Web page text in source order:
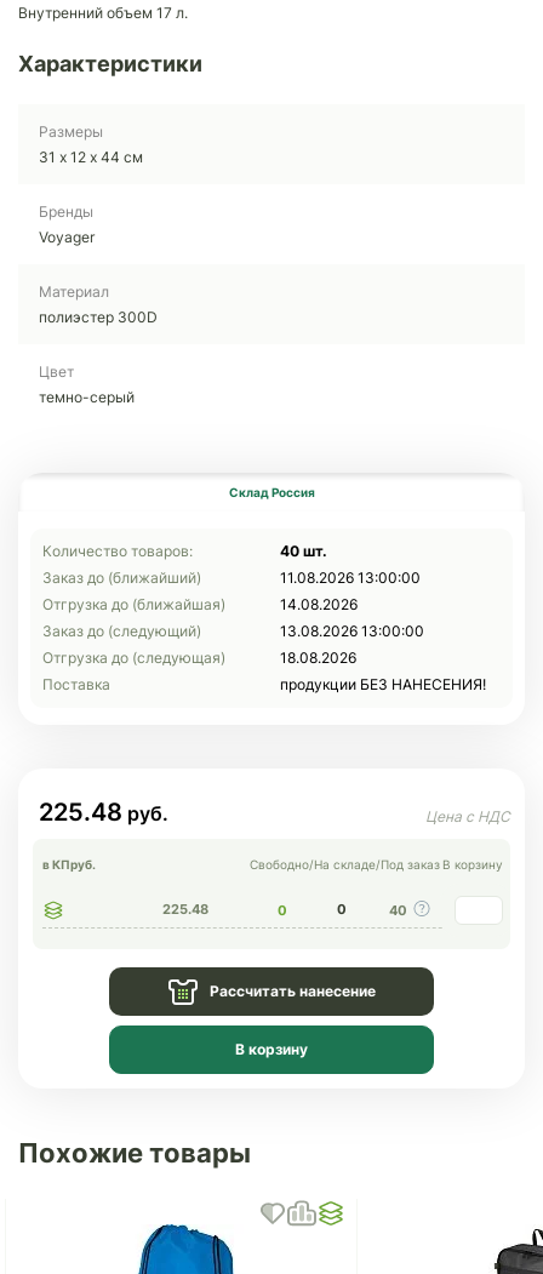
Внутренний объем 17 л.
Характеристики
Размеры
31 х 12 х 44 см
Бренды
Voyager
Материал
полиэстер 300D
Цвет
темно-серый
Склад Россия
Количество товаров:
40 шт.
Заказ до (ближайший)
11.08.2026 13:00:00
Отгрузка до (ближайшая)
14.08.2026
Заказ до (следующий)
13.08.2026 13:00:00
Отгрузка до (следующая)
18.08.2026
Поставка
продукции БЕЗ НАНЕСЕНИЯ!
225.48
в КПруб. Свободно/На складе/Под заказ В корзину
225.48 0 0 40
Рассчитать нанесение
В корзину
Похожие товары